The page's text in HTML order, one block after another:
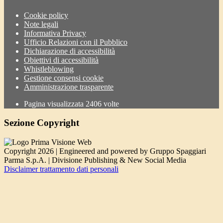
Cookie policy
Note legali
Informativa Privacy
Ufficio Relazioni con il Pubblico
Dichiarazione di accessibilità
Obiettivi di accessibilità
Whistleblowing
Gestione consensi cookie
Amministrazione trasparente
Pagina visualizzata 2406 volte
Sezione Copyright
Copyright 2026 | Engineered and powered by Gruppo Spaggiari
Parma S.p.A. | Divisione Publishing & New Social Media
Disclaimer trattamento dati personali